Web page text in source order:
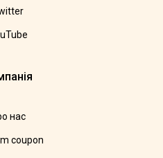
нас
coupon